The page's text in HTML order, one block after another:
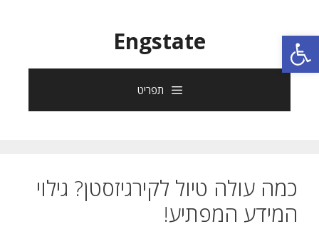
פתח סרגל נגישות Engstate
תפריט
כמה עולה טיול לקירגיזסטן? גילוי
המידע המפתיע!